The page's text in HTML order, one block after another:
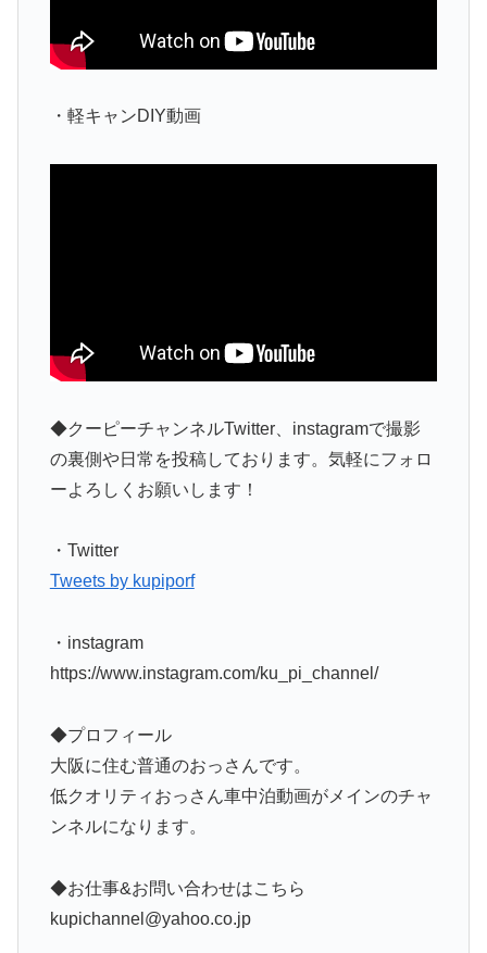
・軽キャンDIY動画
◆クーピーチャンネルTwitter、instagramで撮影
の裏側や日常を投稿しております。気軽にフォロ
ーよろしくお願いします！
・Twitter
Tweets by kupiporf
・instagram
https://www.instagram.com/ku_pi_channel/
◆プロフィール
大阪に住む普通のおっさんです。
低クオリティおっさん車中泊動画がメインのチャ
ンネルになります。
◆お仕事&お問い合わせはこちら
kupichannel@yahoo.co.jp